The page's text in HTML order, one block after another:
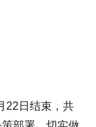
22日结束，共